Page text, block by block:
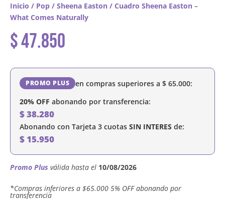
Inicio / Pop / Sheena Easton / Cuadro Sheena Easton –
What Comes Naturally
$47.850
PROMO PLUS en compras superiores a $ 65.000:
20% OFF abonando por transferencia:
$38.280
Abonando con Tarjeta 3 cuotas SIN INTERES de:
$ 15.950
Promo Plus válida hasta el 10/08/2026
´*Compras inferiores a $65.000 5% OFF abonando por
transferencia